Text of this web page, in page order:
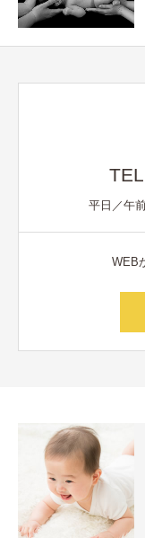
平日／午
WEB